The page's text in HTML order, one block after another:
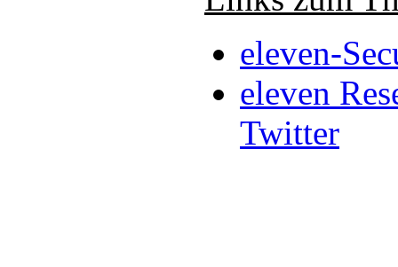
eleven-
eleven
Twitter